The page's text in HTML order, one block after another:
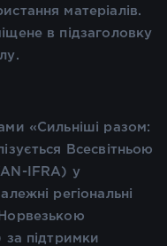
матеріалів.
в підзаголовку
«Сильніші разом:
Всесвітньою
IFRA) у
регіональні
за підтримки